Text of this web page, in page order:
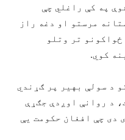
۱۵ه/ خپره شوې په کې راغلي چې
مرستو او دغه راز
تر وتلو
کوي.
د سولې بهیر پر ګړندي
د روانې اوږدې جګړې
دی چې افغان حکومت یې